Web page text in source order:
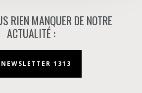
RIEN MANQUER DE NOTRE
ACTUALITÉ :
NEWSLETTER 1313